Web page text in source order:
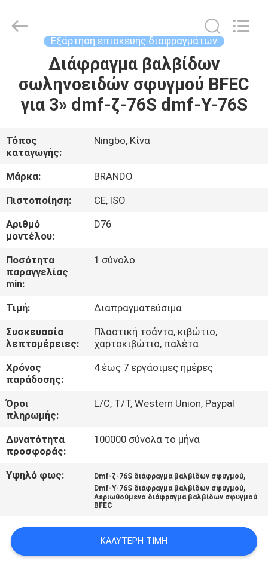
ΠΡΟΪΌΝΤΑ
ΣΧΕΤΙΚΆ
ΜΕ
ΕΜΆΣ
ΕΠΙΣΚΈΨΕΙΣ
ΣΤΟ
ΕΡΓΟΣΤΆΣΙΟ
ΈΛΕΓΧΟΣ
ΠΟΙΌΤΗΤΑΣ
ΕΠΙΚΟΙΝΩΝΉΣΤΕ
ΜΑΖΊ
ΜΑΣ
ΖΗΤΉΣΤΕ
ΜΙΑ
ΠΡΟΣΦΟΡΆ
NEWS
Εξάρτηση επισκευής διαφραγμάτων
Διάφραγμα βαλβίδων
σωληνοειδών σφυγμού BFEC
για 3» dmf-ζ-76S dmf-Υ-76S
Τόπος
καταγωγής:
Ningbo, Κίνα
Μάρκα:
BRANDO
Πιστοποίηση:
CE, ISO
Αριθμό
μοντέλου:
D76
Ποσότητα
παραγγελίας
min:
1 σύνολο
Τιμή:
Διαπραγματεύσιμα
Συσκευασία
λεπτομέρειες:
Πλαστική τσάντα, κιβώτιο,
χαρτοκιβώτιο, παλέτα
Χρόνος
παράδοσης:
4 έως 7 εργάσιμες ημέρες
Όροι
πληρωμής:
L/C, T/T, Western Union, Paypal
Δυνατότητα
προσφοράς:
100000 σύνολα το μήνα
Υψηλό φως: Dmf-ζ-76S διάφραγμα βαλβίδων σφυγμού,
Dmf-Υ-76S διάφραγμα βαλβίδων σφυγμού,
Αεριωθούμενο διάφραγμα βαλβίδων σφυγμού
BFEC
ΚΑΛΎΤΕΡΗ ΤΙΜΉ